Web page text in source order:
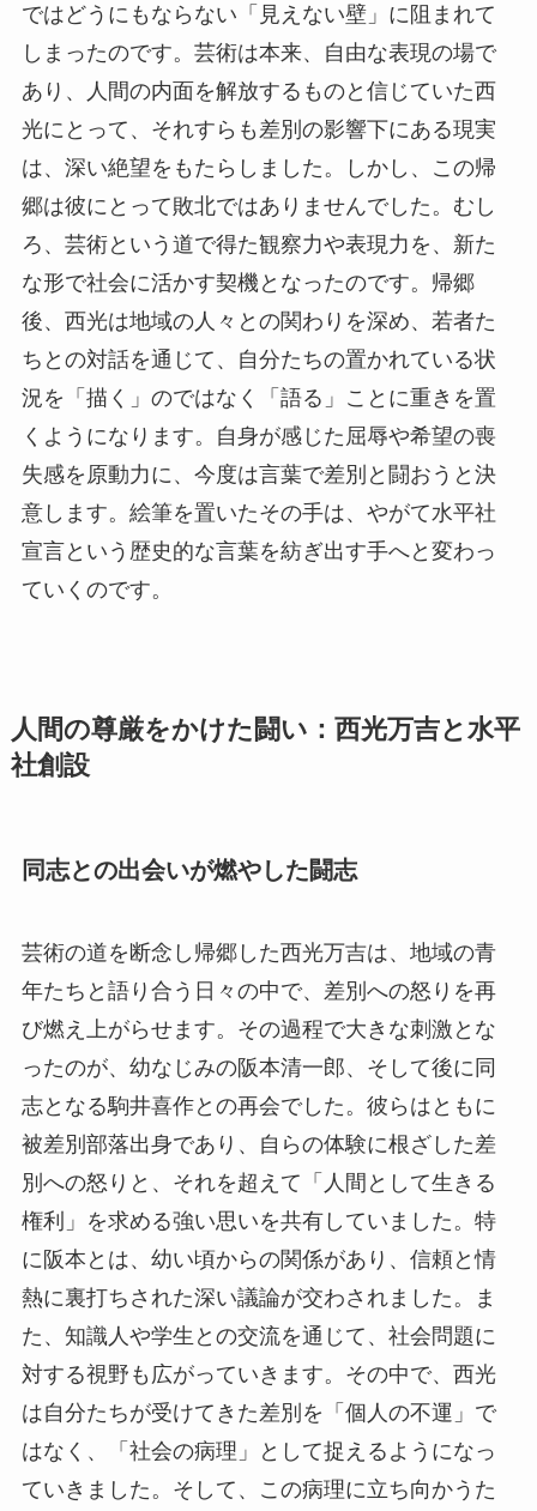
ではどうにもならない「見えない壁」に阻まれて
しまったのです。芸術は本来、自由な表現の場で
あり、人間の内面を解放するものと信じていた西
光にとって、それすらも差別の影響下にある現実
は、深い絶望をもたらしました。しかし、この帰
郷は彼にとって敗北ではありませんでした。むし
ろ、芸術という道で得た観察力や表現力を、新た
な形で社会に活かす契機となったのです。帰郷
後、西光は地域の人々との関わりを深め、若者た
ちとの対話を通じて、自分たちの置かれている状
況を「描く」のではなく「語る」ことに重きを置
くようになります。自身が感じた屈辱や希望の喪
失感を原動力に、今度は言葉で差別と闘おうと決
意します。絵筆を置いたその手は、やがて水平社
宣言という歴史的な言葉を紡ぎ出す手へと変わっ
ていくのです。
人間の尊厳をかけた闘い：西光万吉と水平
社創設
同志との出会いが燃やした闘志
芸術の道を断念し帰郷した西光万吉は、地域の青
年たちと語り合う日々の中で、差別への怒りを再
び燃え上がらせます。その過程で大きな刺激とな
ったのが、幼なじみの阪本清一郎、そして後に同
志となる駒井喜作との再会でした。彼らはともに
被差別部落出身であり、自らの体験に根ざした差
別への怒りと、それを超えて「人間として生きる
権利」を求める強い思いを共有していました。特
に阪本とは、幼い頃からの関係があり、信頼と情
熱に裏打ちされた深い議論が交わされました。ま
た、知識人や学生との交流を通じて、社会問題に
対する視野も広がっていきます。その中で、西光
は自分たちが受けてきた差別を「個人の不運」で
はなく、「社会の病理」として捉えるようになっ
ていきました。そして、この病理に立ち向かうた